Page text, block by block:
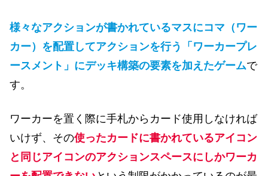
様々なアクションが書かれているマスにコマ（ワー
カー）を配置してアクションを行う「ワーカープレ
ースメント」にデッキ構築の要素を加えたゲームで
す。
ワーカーを置く際に手札からカード使用しなければ
いけず、その使ったカードに書かれているアイコン
と同じアイコンのアクションスペースにしかワーカ